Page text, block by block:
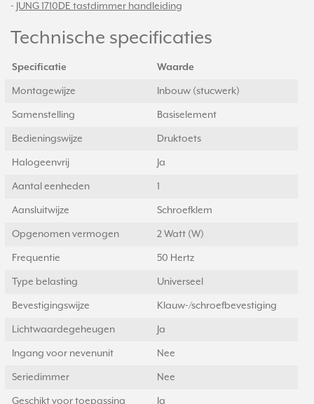
- JUNG 1710DE tastdimmer handleiding
Technische specificaties
Specificatie Waarde
Montagewijze Inbouw (stucwerk)
Samenstelling Basiselement
Bedieningswijze Druktoets
Halogeenvrij Ja
Aantal eenheden 1
Aansluitwijze Schroefklem
Opgenomen vermogen 2 Watt (W)
Frequentie 50 Hertz
Type belasting Universeel
Bevestigingswijze Klauw-/schroefbevestiging
Lichtwaardegeheugen Ja
Ingang voor nevenunit Nee
Seriedimmer Nee
Geschikt voor toepassing
Ja